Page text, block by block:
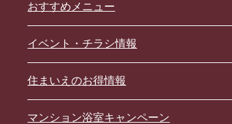
おすすめメニュー
イベント・チラシ情報
住まいえのお得情報
マンション浴室キャンペーン